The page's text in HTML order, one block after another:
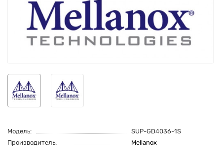
Модель:
SUP-GD4036-1S
Производитель:
Mellanox